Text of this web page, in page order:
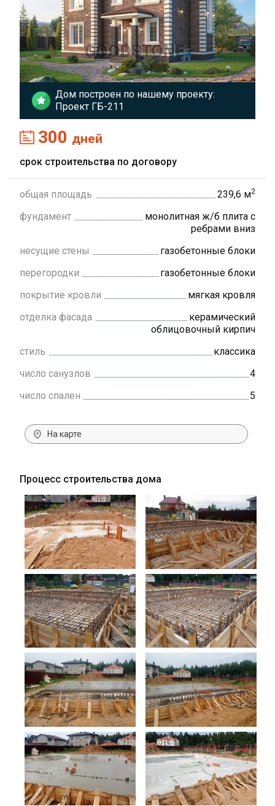
300 дней
срок строительства по договору
Дом построен по нашему проекту:
Проект ГБ-211
общая площадь 239,6 м2
фундамент
монолитная ж/б плита с
ребрами вниз
несущие стены
газобетонные блоки
перегородки
газобетонные блоки
покрытие кровли
мягкая кровля
отделка фасада
керамический
облицовочный кирпич
стиль
классика
число санузлов
4
число спален
5
На карте
Процесс строительства дома